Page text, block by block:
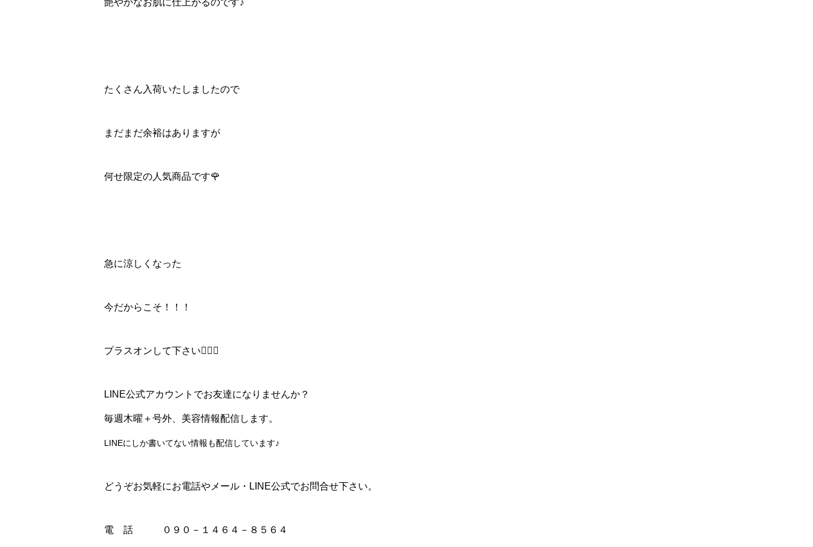
艶やかなお肌に仕上がるのです♪
たくさん入荷いたしましたので
まだまだ余裕はありますが
何せ限定の人気商品です🌹
急に涼しくなった
今だからこそ！！！
プラスオンして下さい👍🏻💕
LINE公式アカウントでお友達になりませんか？
毎週木曜＋号外、美容情報配信します。
LINEにしか書いてない情報も配信しています♪
どうぞお気軽にお電話やメール・LINE公式でお問合せ下さい。
電 話 ０９０－１４６４－８５６４